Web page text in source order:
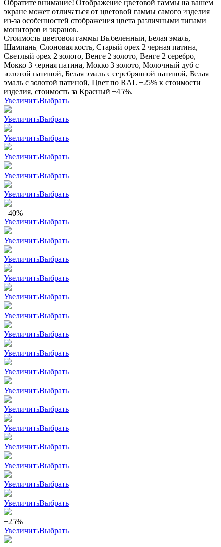
Обратите внимание! Отображение цветовой гаммы на вашем
экране может отличаться от цветовой гаммы самого изделия
из-за особенностей отображения цвета различными типами
мониторов и экранов.
Стоимость цветовой гаммы Выбеленный, Белая эмаль,
Шампань, Слоновая кость, Старый орех 2 черная патина,
Светлый орех 2 золото, Венге 2 золото, Венге 2 серебро,
Мокко 3 черная патина, Мокко 3 золото, Молочный дуб с
золотой патиной, Белая эмаль с серебрянной патиной, Белая
эмаль с золотой патиной, Цвет по RAL +25% к стоимости
изделия, стоимость за Красный +45%.
УвеличитьВыбрать
УвеличитьВыбрать
УвеличитьВыбрать
УвеличитьВыбрать
УвеличитьВыбрать
УвеличитьВыбрать
+40%
УвеличитьВыбрать
УвеличитьВыбрать
УвеличитьВыбрать
УвеличитьВыбрать
УвеличитьВыбрать
УвеличитьВыбрать
УвеличитьВыбрать
УвеличитьВыбрать
УвеличитьВыбрать
УвеличитьВыбрать
УвеличитьВыбрать
УвеличитьВыбрать
УвеличитьВыбрать
УвеличитьВыбрать
УвеличитьВыбрать
УвеличитьВыбрать
+25%
УвеличитьВыбрать